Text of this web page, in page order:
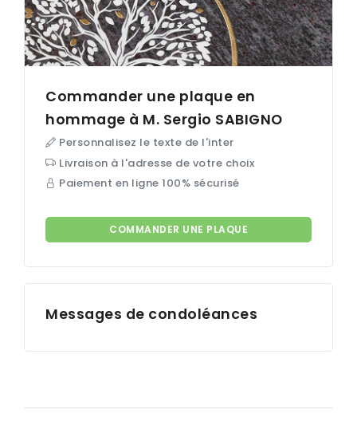
Commander une plaque en
hommage à M. Sergio SABIGNO
Personnalisez le texte de l'inter
Livraison à l'adresse de votre choix
Paiement en ligne 100% sécurisé
COMMANDER UNE PLAQUE
Messages de condoléances